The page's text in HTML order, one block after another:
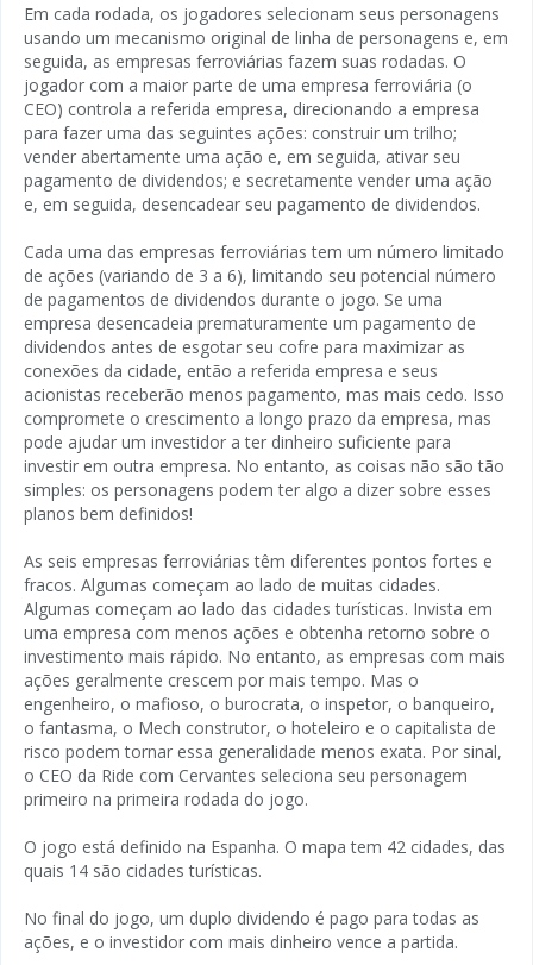
Em cada rodada, os jogadores selecionam seus personagens
usando um mecanismo original de linha de personagens e, em
seguida, as empresas ferroviárias fazem suas rodadas. O
jogador com a maior parte de uma empresa ferroviária (o
CEO) controla a referida empresa, direcionando a empresa
para fazer uma das seguintes ações: construir um trilho;
vender abertamente uma ação e, em seguida, ativar seu
pagamento de dividendos; e secretamente vender uma ação
e, em seguida, desencadear seu pagamento de dividendos.
Cada uma das empresas ferroviárias tem um número limitado
de ações (variando de 3 a 6), limitando seu potencial número
de pagamentos de dividendos durante o jogo. Se uma
empresa desencadeia prematuramente um pagamento de
dividendos antes de esgotar seu cofre para maximizar as
conexões da cidade, então a referida empresa e seus
acionistas receberão menos pagamento, mas mais cedo. Isso
compromete o crescimento a longo prazo da empresa, mas
pode ajudar um investidor a ter dinheiro suficiente para
investir em outra empresa. No entanto, as coisas não são tão
simples: os personagens podem ter algo a dizer sobre esses
planos bem definidos!
As seis empresas ferroviárias têm diferentes pontos fortes e
fracos. Algumas começam ao lado de muitas cidades.
Algumas começam ao lado das cidades turísticas. Invista em
uma empresa com menos ações e obtenha retorno sobre o
investimento mais rápido. No entanto, as empresas com mais
ações geralmente crescem por mais tempo. Mas o
engenheiro, o mafioso, o burocrata, o inspetor, o banqueiro,
o fantasma, o Mech construtor, o hoteleiro e o capitalista de
risco podem tornar essa generalidade menos exata. Por sinal,
o CEO da Ride com Cervantes seleciona seu personagem
primeiro na primeira rodada do jogo.
O jogo está definido na Espanha. O mapa tem 42 cidades, das
quais 14 são cidades turísticas.
No final do jogo, um duplo dividendo é pago para todas as
ações, e o investidor com mais dinheiro vence a partida.